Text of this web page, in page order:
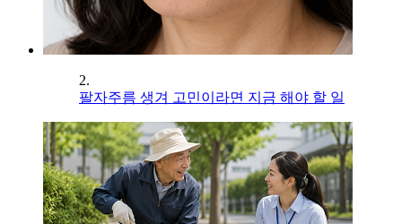
2.
팔자주름 생겨 고민이라면 지금 해야 할 일